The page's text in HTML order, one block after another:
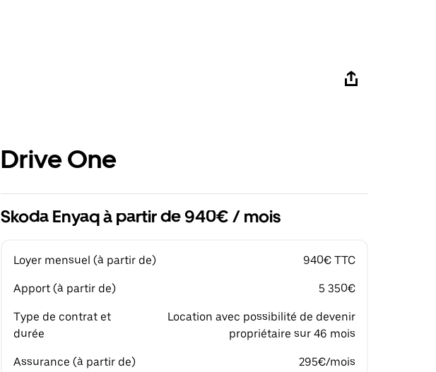
Drive One
Skoda Enyaq à partir de 940€ / mois
Loyer mensuel (à partir de) 940€ TTC
Apport (à partir de) 5 350€
Type de contrat et
durée
Location avec possibilité de devenir
propriétaire sur 46 mois
Assurance (à partir de) 295€/mois